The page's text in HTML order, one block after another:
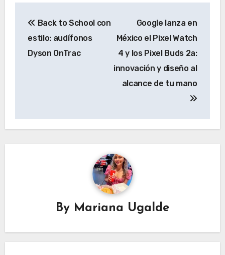
de
entradas
Back to School con
estilo: audífonos
Dyson OnTrac
Google lanza en
México el Pixel Watch
4 y los Pixel Buds 2a:
innovación y diseño al
alcance de tu mano
By Mariana Ugalde